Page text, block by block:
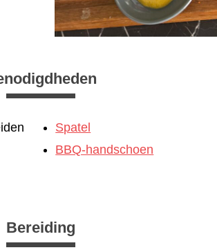
Spatel
BBQ-handschoen
Bereiding